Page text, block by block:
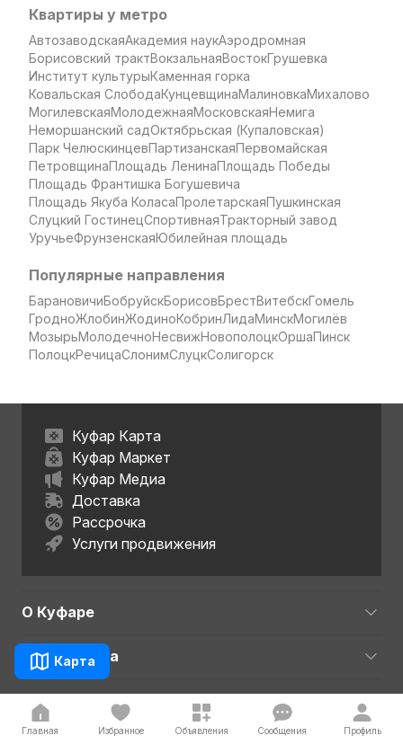
Карта
Квартиры у метро
АвтозаводскаяАкадемия наукАэродромная
Борисовский трактВокзальнаяВостокГрушевка
Институт культурыКаменная горка
Ковальская СлободаКунцевщинаМалиновкаМихалово
МогилевскаяМолодежнаяМосковскаяНемига
Неморшанский садОктябрьская (Купаловская)
Парк ЧелюскинцевПартизанскаяПервомайская
ПетровщинаПлощадь ЛенинаПлощадь Победы
Площадь Франтишка Богушевича
Площадь Якуба КоласаПролетарскаяПушкинская
Слуцкий ГостинецСпортивнаяТракторный завод
УручьеФрунзенскаяЮбилейная площадь
Популярные направления
БарановичиБобруйскБорисовБрестВитебскГомель
ГродноЖлобинЖодиноКобринЛидаМинскМогилёв
МозырьМолодечноНесвижНовополоцкОршаПинск
ПолоцкРечицаСлонимСлуцкСолигорск
Главная Избранное Объявления Сообщения Профиль
Куфар Карта
Куфар Маркет
Куфар Медиа
Доставка
Рассрочка
Услуги продвижения
О Куфаре
Для бизнеса
Полезно